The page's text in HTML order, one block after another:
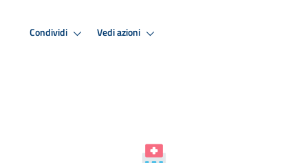
Condividi Vedi azioni